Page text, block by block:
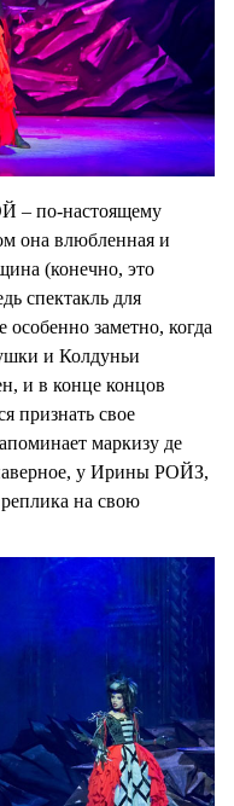
– по-настоящему
она влюбленная и
(конечно, это
спектакль для
заметно, когда
и Колдуньи
и в конце концов
свое
маркизу де
у Ирины РОЙЗ,
реплика на свою